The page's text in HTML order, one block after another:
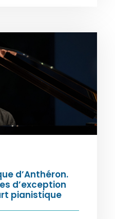
d’Anthéron.
d’exception
pianistique